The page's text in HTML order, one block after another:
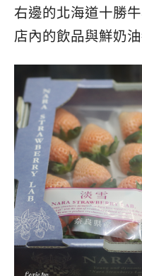
右邊的北海道十勝
店內的飲品與鮮奶